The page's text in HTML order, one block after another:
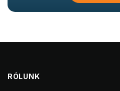
RÓLUNK